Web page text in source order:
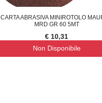
CARTA ABRASIVA MINIROTOLO
MRD GR 60 5MT
€ 10,31
Non Disponibile